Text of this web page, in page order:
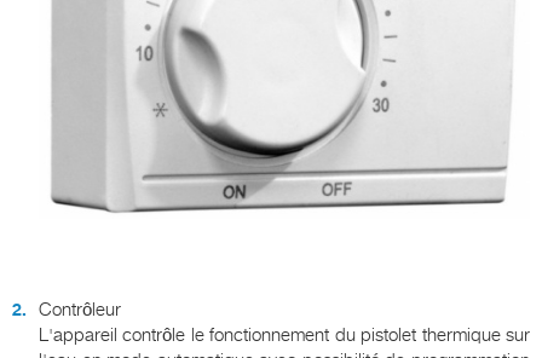
Contrôleur
L'appareil contrôle le fonctionnement du pistolet thermique sur